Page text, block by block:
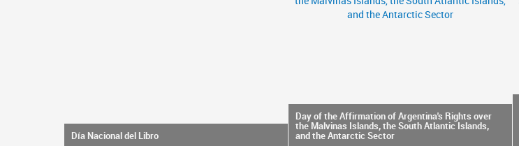
Día Nacional del Libro
Day of the Affirmation of Argentina's Rights over
the Malvinas Islands, the South Atlantic Islands,
and the Antarctic Sector